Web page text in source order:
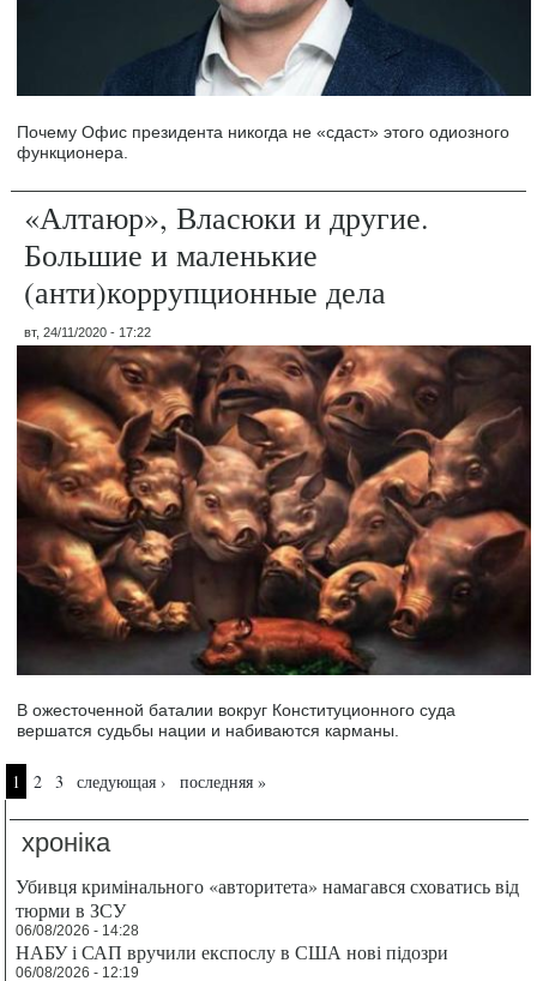
Почему Офис президента никогда не «сдаст» этого одиозного
функционера.
«Алтаюр», Власюки и другие.
Большие и маленькие
(анти)коррупционные дела
вт, 24/11/2020 - 17:22
В ожесточенной баталии вокруг Конституционного суда
вершатся судьбы нации и набиваются карманы.
Страницы
1 2 3 следующая › последняя »
хроніка
Убивця кримінального «авторитета» намагався сховатись від
тюрми в ЗСУ
06/08/2026 - 14:28
НАБУ і САП вручили експослу в США нові підозри
06/08/2026 - 12:19